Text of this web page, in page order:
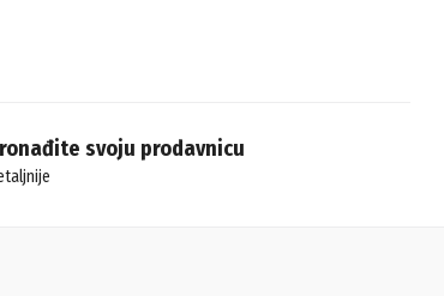
svoju prodavnicu